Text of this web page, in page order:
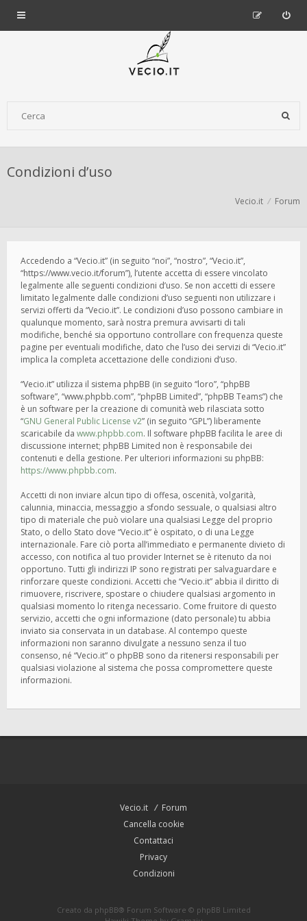
Condizioni d’uso
Vecio.it Forum
Accedendo a “Vecio.it” (in seguito “noi”, “nostro”, “Vecio.it”,
“https://www.vecio.it/forum”), l’utente accetta di essere vincolato
legalmente alle seguenti condizioni d’uso. Se non accetti di essere
limitato legalmente dalle condizioni d’uso seguenti non utilizzare i
servizi offerti da “Vecio.it”. Le condizioni d’uso possono cambiare in
qualunque momento, sarà nostra premura avvisarti di tali
modifiche, benché sia opportuno controllare con frequenza queste
pagine per eventuali modifiche, dato che l’uso dei servizi di “Vecio.it”
implica la completa accettazione delle condizioni d’uso.
“Vecio.it” utilizza il sistema phpBB (in seguito “loro”, “phpBB
software”, “www.phpbb.com”, “phpBB Limited”, “phpBB Teams”) che
è un software per la creazione di comunità web rilasciata sotto
“GNU General Public License v2” (in seguito “GPL”) liberamente
scaricabile da www.phpbb.com. Il software phpBB facilita le aree di
discussione internet; phpBB Limited non è responsabile dei
contenuti e della gestione. Per ulteriori informazioni su phpBB:
https://www.phpbb.com.
Accetti di non inviare alcun tipo di offesa, oscenità, volgarità,
calunnia, minaccia, messaggio a sfondo sessuale, o qualsiasi altro
tipo di materiale che può violare una qualsiasi Legge del proprio
Stato, o dello Stato dove “Vecio.it” è ospitato, o di una Legge
internazionale. Fare ciò porta all’immediato e permanente divieto di
accesso, con notifica al tuo provider Internet se è ritenuto da noi
opportuno. Tutti gli indirizzi IP sono registrati per salvaguardare e
rinforzare queste condizioni. Accetti che “Vecio.it” abbia il diritto di
rimuovere, riscrivere, spostare o chiudere qualsiasi argomento in
qualsiasi momento lo ritenga necessario. Come fruitore di questo
servizio, accetti che ogni informazione (dato personale) tu abbia
inviato sia conservata in un database. Al contempo queste
informazioni non saranno divulgate a nessuno senza il tuo
consenso, né “Vecio.it” o phpBB sono da ritenersi responsabili per
qualsiasi violazione al sistema che possa compromettere queste
informazioni.
Vecio.it
Forum
Cancella cookie
Contattaci
Privacy
Condizioni
Creato da phpBB® Forum Software © phpBB Limited